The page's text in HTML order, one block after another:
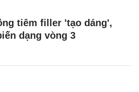
tiêm filler 'tạo dáng',
dạng vòng 3